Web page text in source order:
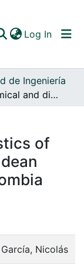
Log In
de Ingeniería
Physicochemical and digestibility characteristics of starch isolated from Andean tubers produced in Colombia
of
García, Nicolás